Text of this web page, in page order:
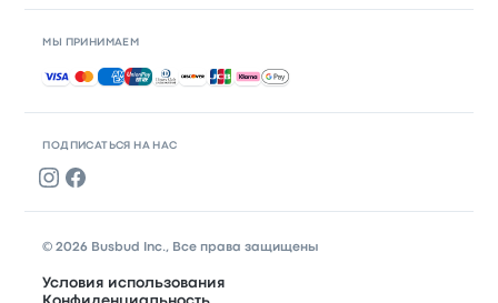
ПОДПИСАТЬСЯ НА НАС
МЫ ПРИНИМАЕМ
Принимаемые способы оплаты
© 2026 Busbud Inc., Все права защищены
Условия использования
Конфиденциальность